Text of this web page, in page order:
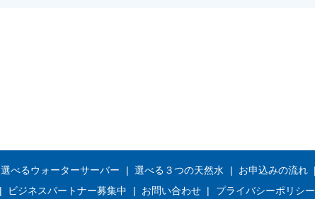
選べるウォーターサーバー 選べる３つの天然水 お申込みの流れ
ビジネスパートナー募集中 お問い合わせ プライバシーポリシー